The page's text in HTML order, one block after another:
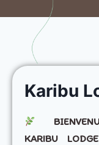
Karibu
KARIBU